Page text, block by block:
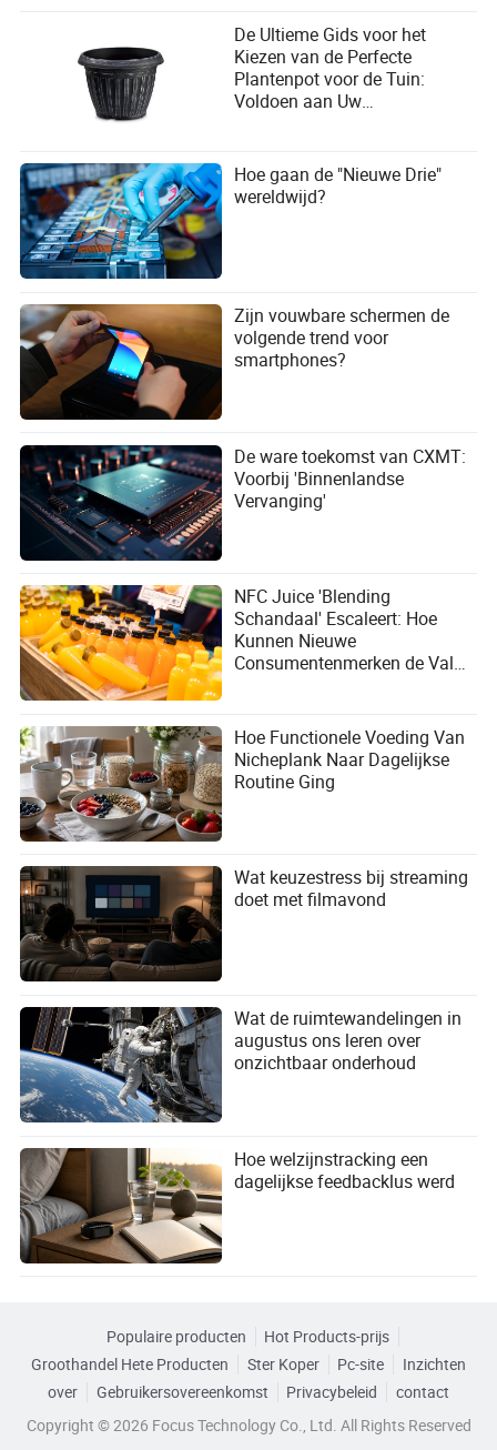
De Ultieme Gids voor het
Kiezen van de Perfecte
Plantenpot voor de Tuin:
Voldoen aan Uw
Hoe gaan de "Nieuwe Drie"
wereldwijd?
Zijn vouwbare schermen de
volgende trend voor
smartphones?
De ware toekomst van CXMT:
Voorbij 'Binnenlandse
Vervanging'
NFC Juice 'Blending
Schandaal' Escaleert: Hoe
Kunnen Nieuwe
Consumentenmerken de Val
Hoe Functionele Voeding Van
Nicheplank Naar Dagelijkse
Routine Ging
Wat keuzestress bij streaming
doet met filmavond
Wat de ruimtewandelingen in
augustus ons leren over
onzichtbaar onderhoud
Hoe welzijnstracking een
dagelijkse feedbacklus werd
Populaire producten
Hot Products-prijs
Groothandel Hete Producten
Ster Koper Pc-site
Inzichten
over
Gebruikersovereenkomst Privacybeleid
contact
Copyright © 2026 Focus Technology Co., Ltd. All Rights Reserved